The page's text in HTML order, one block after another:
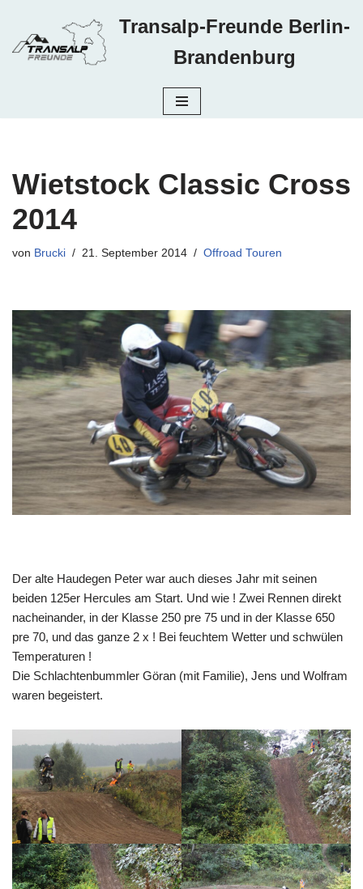
Zum
Inhalt
Transalp-Freunde Berlin-
Brandenburg
Wietstock Classic Cross
2014
von Brucki 21. September 2014 Offroad Touren
Der alte Haudegen Peter war auch dieses Jahr mit seinen
beiden 125er Hercules am Start. Und wie ! Zwei Rennen direkt
nacheinander, in der Klasse 250 pre 75 und in der Klasse 650
pre 70, und das ganze 2 x ! Bei feuchtem Wetter und schwülen
Temperaturen !
Die Schlachtenbummler Göran (mit Familie), Jens und Wolfram
waren begeistert.